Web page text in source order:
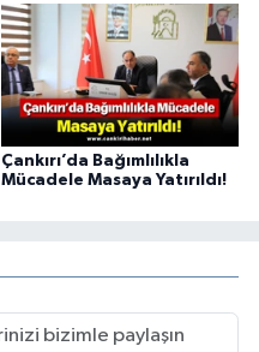
Çankırı’da Bağımlılıkla
Mücadele Masaya Yatırıldı!